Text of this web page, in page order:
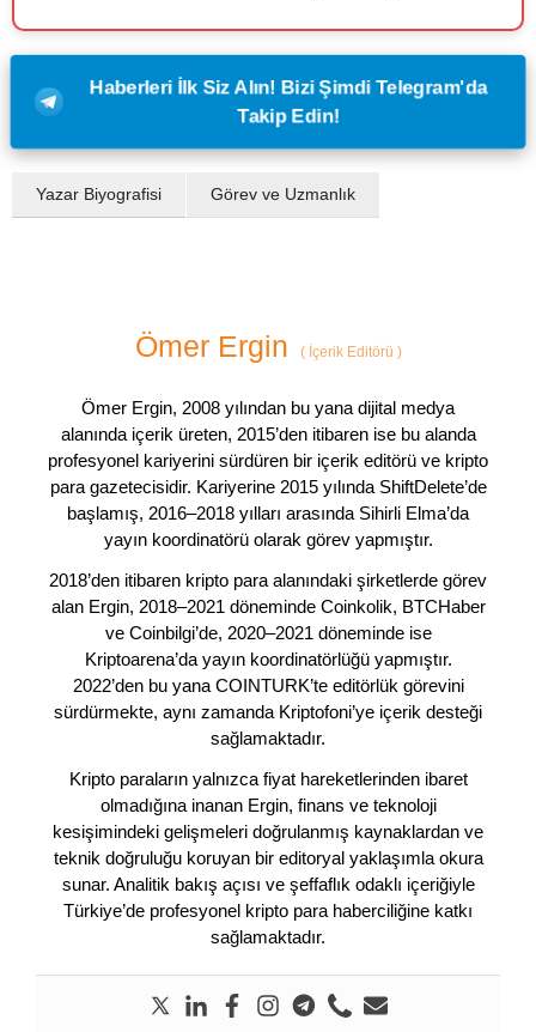
Haberleri İlk Siz Alın! Bizi Şimdi Telegram'da
Takip Edin!
Yazar Biyografisi Görev ve Uzmanlık
Ömer Ergin (İçerik Editörü )
Ömer Ergin, 2008 yılından bu yana dijital medya
alanında içerik üreten, 2015’den itibaren ise bu alanda
profesyonel kariyerini sürdüren bir içerik editörü ve kripto
para gazetecisidir. Kariyerine 2015 yılında ShiftDelete’de
başlamış, 2016–2018 yılları arasında Sihirli Elma’da
yayın koordinatörü olarak görev yapmıştır.
2018’den itibaren kripto para alanındaki şirketlerde görev
alan Ergin, 2018–2021 döneminde Coinkolik, BTCHaber
ve Coinbilgi’de, 2020–2021 döneminde ise
Kriptoarena’da yayın koordinatörlüğü yapmıştır.
2022’den bu yana COINTURK’te editörlük görevini
sürdürmekte, aynı zamanda Kriptofoni’ye içerik desteği
sağlamaktadır.
Kripto paraların yalnızca fiyat hareketlerinden ibaret
olmadığına inanan Ergin, finans ve teknoloji
kesişimindeki gelişmeleri doğrulanmış kaynaklardan ve
teknik doğruluğu koruyan bir editoryal yaklaşımla okura
sunar. Analitik bakış açısı ve şeffaflık odaklı içeriğiyle
Türkiye’de profesyonel kripto para haberciliğine katkı
sağlamaktadır.